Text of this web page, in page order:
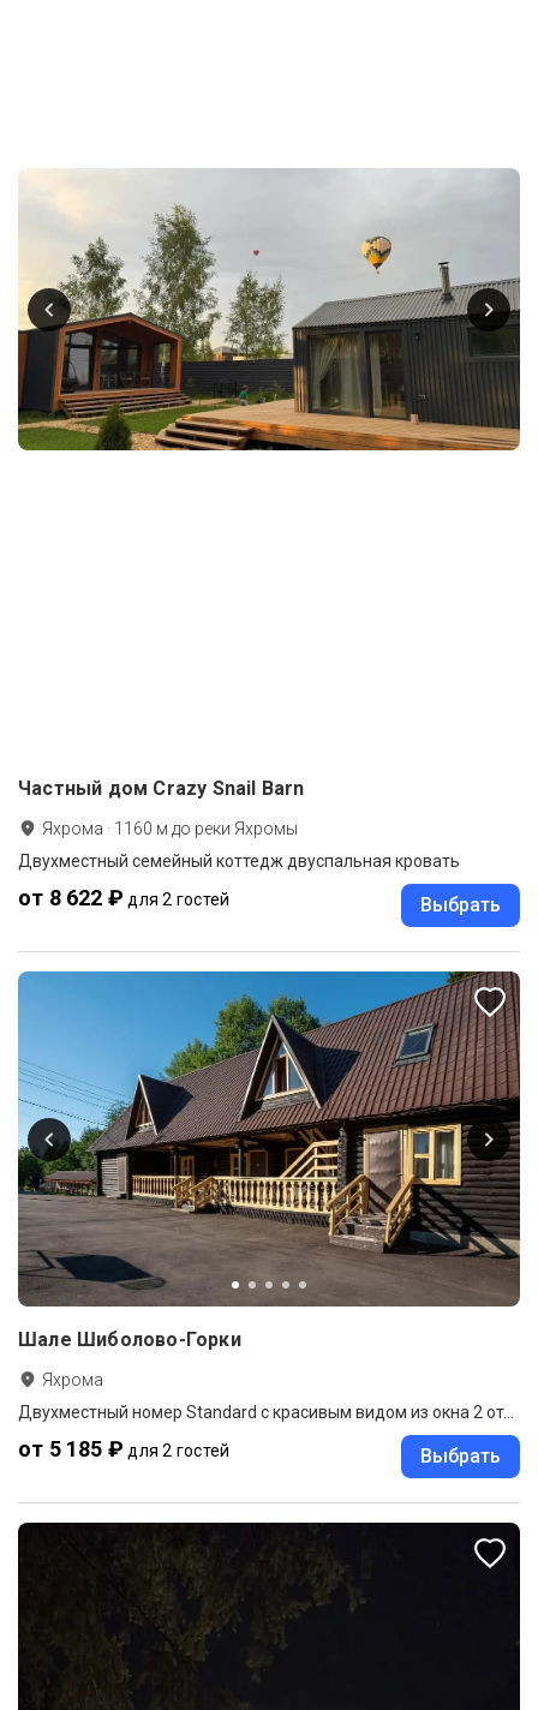
Частный дом Crazy Snail Barn
Яхрома · 1160 м до реки Яхромы
Двухместный семейный коттедж двуспальная кровать
от 8 622 ₽ для 2 гостей Выбрать
Шале Шиболово-Горки
Яхрома
Двухместный номер Standard с красивым видом из окна 2 отдельные кровати
от 5 185 ₽ для 2 гостей Выбрать